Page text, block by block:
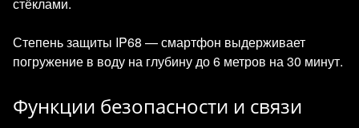
Степень защиты IP68 — смартфон выдерживает
погружение в воду на глубину до 6 метров на 30 минут.
Функции безопасности и связи